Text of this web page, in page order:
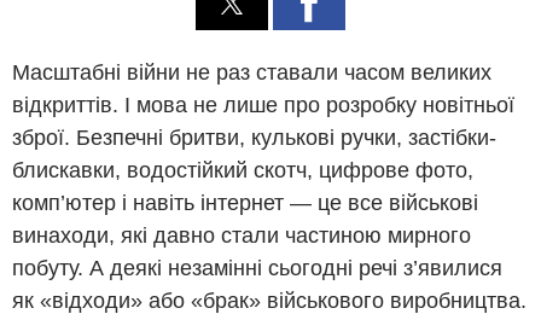
Масштабні війни не раз ставали часом великих
відкриттів. І мова не лише про розробку новітньої
зброї. Безпечні бритви, кулькові ручки, застібки-
блискавки, водостійкий скотч, цифрове фото,
комп’ютер і навіть інтернет — це все військові
винаходи, які давно стали частиною мирного
побуту. А деякі незамінні сьогодні речі з’явилися
як «відходи» або «брак» військового виробництва.